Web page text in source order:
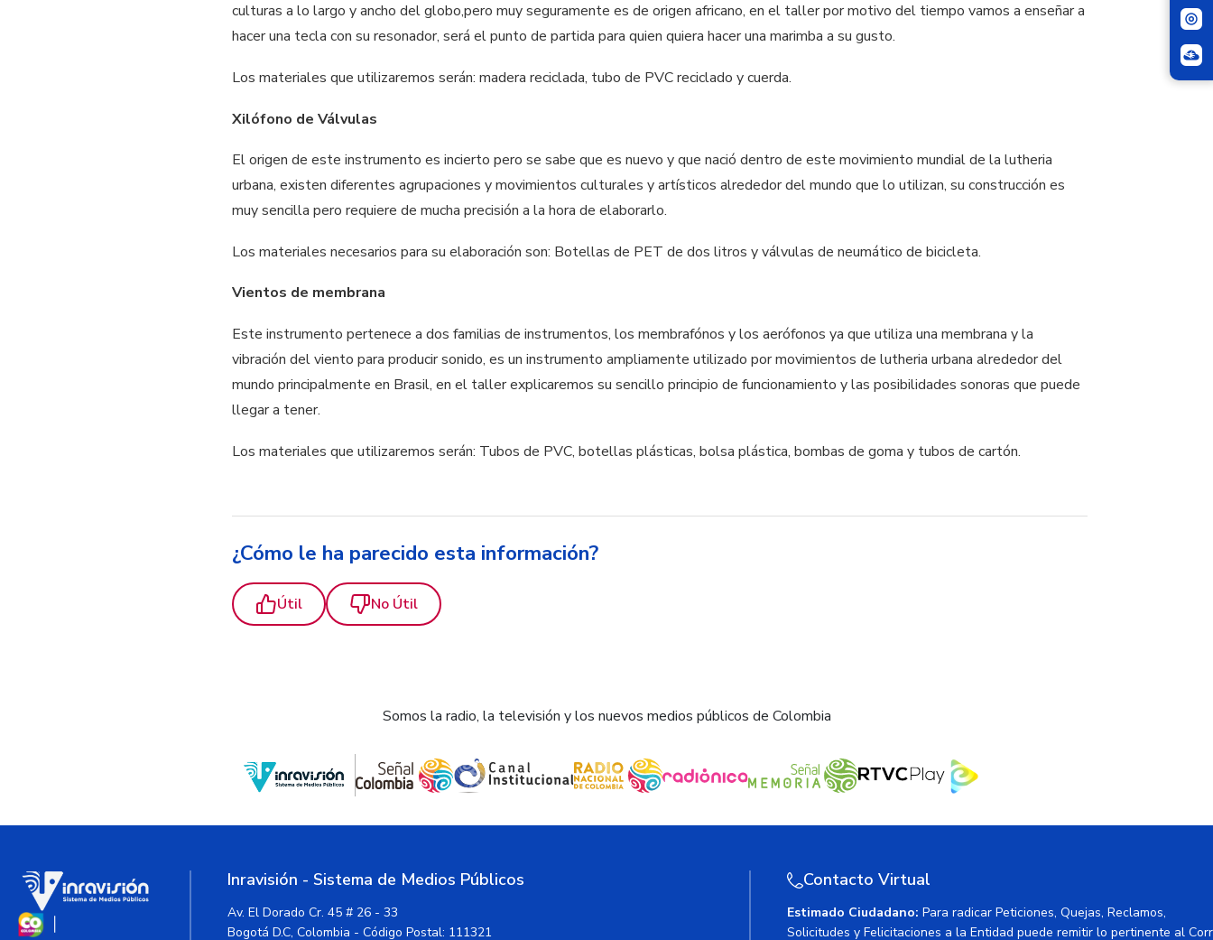
culturas a lo largo y ancho del globo,pero muy seguramente es de origen africano, en el taller por motivo del tiempo vamos a enseñar a
hacer una tecla con su resonador, será el punto de partida para quien quiera hacer una marimba a su gusto.
Los materiales que utilizaremos serán: madera reciclada, tubo de PVC reciclado y cuerda.
Xilófono de Válvulas
El origen de este instrumento es incierto pero se sabe que es nuevo y que nació dentro de este movimiento mundial de la lutheria
urbana, existen diferentes agrupaciones y movimientos culturales y artísticos alrededor del mundo que lo utilizan, su construcción es
muy sencilla pero requiere de mucha precisión a la hora de elaborarlo.
Los materiales necesarios para su elaboración son: Botellas de PET de dos litros y válvulas de neumático de bicicleta.
Vientos de membrana
Este instrumento pertenece a dos familias de instrumentos, los membrafónos y los aerófonos ya que utiliza una membrana y la
vibración del viento para producir sonido, es un instrumento ampliamente utilizado por movimientos de lutheria urbana alrededor del
mundo principalmente en Brasil, en el taller explicaremos su sencillo principio de funcionamiento y las posibilidades sonoras que puede
llegar a tener.
Los materiales que utilizaremos serán: Tubos de PVC, botellas plásticas, bolsa plástica, bombas de goma y tubos de cartón.
¿Cómo le ha parecido esta información?
Útil No Útil
Somos la radio, la televisión y los nuevos medios públicos de Colombia
Inravisión - Sistema de Medios Públicos
Av. El Dorado Cr. 45 # 26 - 33
Bogotá D.C, Colombia - Código Postal: 111321
Contacto Virtual
Estimado Ciudadano: Para radicar Peticiones, Quejas, Reclamos,
Solicitudes y Felicitaciones a la Entidad puede remitir lo pertinente al